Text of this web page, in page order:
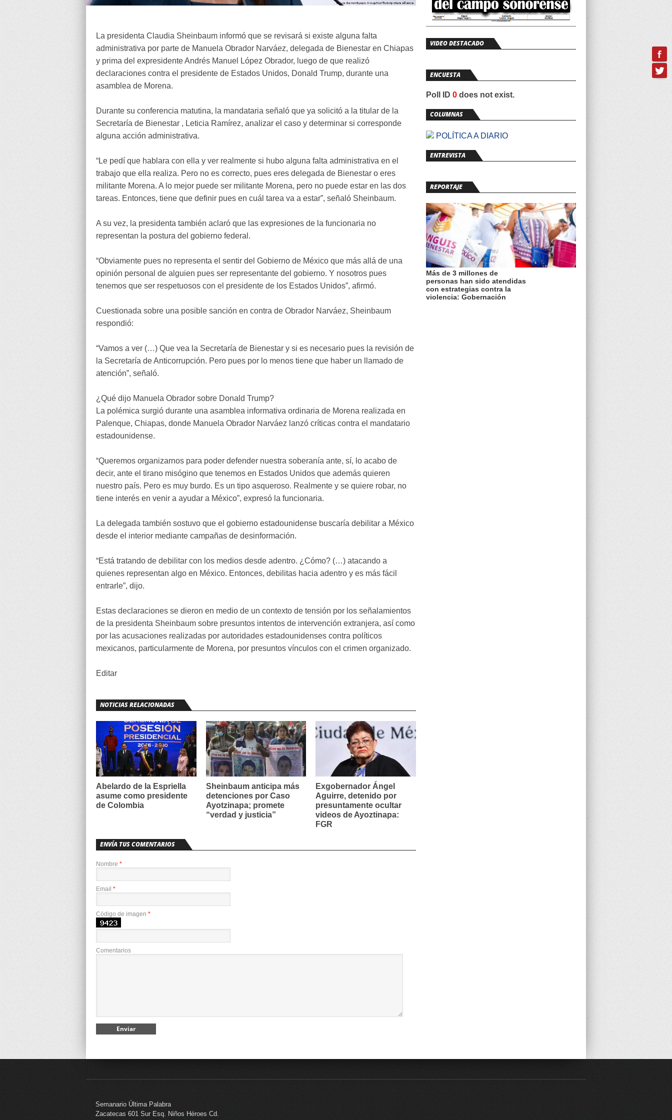
La presidenta Claudia Sheinbaum informó que se revisará si existe alguna falta
administrativa por parte de Manuela Obrador Narváez, delegada de Bienestar en Chiapas
y prima del expresidente Andrés Manuel López Obrador, luego de que realizó
declaraciones contra el presidente de Estados Unidos, Donald Trump, durante una
asamblea de Morena.
Durante su conferencia matutina, la mandataria señaló que ya solicitó a la titular de la
Secretaría de Bienestar , Leticia Ramírez, analizar el caso y determinar si corresponde
alguna acción administrativa.
“Le pedí que hablara con ella y ver realmente si hubo alguna falta administrativa en el
trabajo que ella realiza. Pero no es correcto, pues eres delegada de Bienestar o eres
militante Morena. A lo mejor puede ser militante Morena, pero no puede estar en las dos
tareas. Entonces, tiene que definir pues en cuál tarea va a estar”, señaló Sheinbaum.
A su vez, la presidenta también aclaró que las expresiones de la funcionaria no
representan la postura del gobierno federal.
“Obviamente pues no representa el sentir del Gobierno de México que más allá de una
opinión personal de alguien pues ser representante del gobierno. Y nosotros pues
tenemos que ser respetuosos con el presidente de los Estados Unidos”, afirmó.
Cuestionada sobre una posible sanción en contra de Obrador Narváez, Sheinbaum
respondió:
“Vamos a ver (…) Que vea la Secretaría de Bienestar y si es necesario pues la revisión de
la Secretaría de Anticorrupción. Pero pues por lo menos tiene que haber un llamado de
atención”, señaló.
¿Qué dijo Manuela Obrador sobre Donald Trump?
La polémica surgió durante una asamblea informativa ordinaria de Morena realizada en
Palenque, Chiapas, donde Manuela Obrador Narváez lanzó críticas contra el mandatario
estadounidense.
“Queremos organizarnos para poder defender nuestra soberanía ante, sí, lo acabo de
decir, ante el tirano misógino que tenemos en Estados Unidos que además quieren
nuestro país. Pero es muy burdo. Es un tipo asqueroso. Realmente y se quiere robar, no
tiene interés en venir a ayudar a México”, expresó la funcionaria.
La delegada también sostuvo que el gobierno estadounidense buscaría debilitar a México
desde el interior mediante campañas de desinformación.
“Está tratando de debilitar con los medios desde adentro. ¿Cómo? (…) atacando a
quienes representan algo en México. Entonces, debilitas hacia adentro y es más fácil
entrarle”, dijo.
Estas declaraciones se dieron en medio de un contexto de tensión por los señalamientos
de la presidenta Sheinbaum sobre presuntos intentos de intervención extranjera, así como
por las acusaciones realizadas por autoridades estadounidenses contra políticos
mexicanos, particularmente de Morena, por presuntos vínculos con el crimen organizado.
Editar
NOTICIAS RELACIONADAS
Abelardo de la Espriella
asume como presidente
de Colombia
Sheinbaum anticipa más
detenciones por Caso
Ayotzinapa; promete
“verdad y justicia”
Exgobernador Ángel
Aguirre, detenido por
presuntamente ocultar
videos de Ayoztinapa:
FGR
ENVÍA TUS COMENTARIOS
Nombre *
Email *
Código de imagen *
Comentarios
VIDEO DESTACADO
ENCUESTA
Poll ID 0 does not exist.
COLUMNAS
POLÍTICA A DIARIO
ENTREVISTA
REPORTAJE
Más de 3 millones de
personas han sido atendidas
con estrategias contra la
violencia: Gobernación
Semanario Última Palabra
Zacatecas 601 Sur Esq. Niños Héroes Cd.